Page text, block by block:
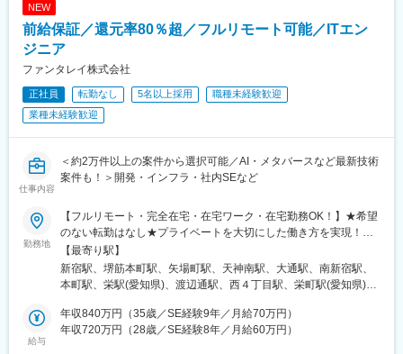
芝公園駅、広尾駅、東銀座駅、竹芝駅、御成門駅、白金高輪駅、
銀座駅、有楽町駅、信濃吉田駅、朝陽駅、桐原駅(長野県)、川中島
駅、屋代高校前駅、城下駅(長野県)、岩村田駅、佐久平駅、広丘
駅、茅野駅、安茂里駅、中野松川駅、須坂駅、南高田駅、鷲津
駅、高塚駅、てだこ浦西駅、赤嶺駅、那覇空港駅(鉄道)、おもろま
ち駅、首里駅、二島駅、花畑町駅、南宮崎駅、宮崎駅、日向新富
駅、宮崎神宮駅、蓮ケ池駅、南延岡駅、高見橋駅、鹿児島中央駅
前駅(沖縄県)、京成千葉駅、高島町駅、北鉄金沢駅、四条駅(京都
市営)、市役所前駅(長野県)、神戸三宮駅(阪神)、高松築港駅、あす
駅、鷹野橋駅、祇園駅(福岡県)、西鉄福岡駅、横浜駅、蒔田駅、千
種駅、矢賀駅、八丁堀駅(広島県)、宮の陣駅、北浜駅(大阪府)、谷
町四丁目駅、四ツ橋駅、西梅田駅、吹田駅(東海道本線)、西中島南
方駅、だいどう豊里駅、久寿川駅、向原駅(東京都)、西新宿五丁目
駅、馬喰町駅、虎ノ門ヒルズ駅、都庁前駅、乃木坂駅、新馬場
駅、馬車道駅、新豊洲駅、鹿島田駅、東大前駅、新橋駅、三田駅
(東京都)、浜松町駅、日比谷駅、北長野駅、鹿児島中央駅、名鉄名
古屋駅、梅田駅(地下鉄)、呉服町駅(福岡県)、第一通り駅、壺川
駅、新千葉駅、七ツ屋駅、西辛島町駅、五条駅(京都市営)、三宮駅
NEW
前給保証／還元率80％超／フルリモート可能／ITエン
ジニア
ファンタレイ株式会社
正社員 転勤なし 5名以上採用
職種未経験歓迎
業種未経験歓迎
仕事内容
＜約2万件以上の案件から選択可能／AI・メタバースなど最新技術
案件も！＞開発・インフラ・社内SEなど
勤務地
【フルリモート・完全在宅・在宅ワーク・在宅勤務OK！】★希望
のない転勤はなし★プライベートを大切にした働き方を実現！★
東京・大阪・名古屋・北海道・福岡など全国の希望の勤務地で希
望の働き方ができます！★入社後に本人希望で上京や地方への引
っ越しした方も複数名いて、その人に合った働き方を実現！
東京都新宿区西新宿1-20-3 西新宿高木ビル8F└各線「新宿」駅よ
り徒歩5分【大阪支社】大阪府大阪市中央区安土町2-3-13 大阪国
【最寄り駅】
新宿駅、堺筋本町駅、矢場町駅、天神南駅、大通駅、南新宿駅、
本町駅、栄駅(愛知県)、渡辺通駅、西４丁目駅、栄町駅(愛知県)、
給与
年収840万円（35歳／SE経験9年／月給70万円）
年収720万円（28歳／SE経験8年／月給60万円）